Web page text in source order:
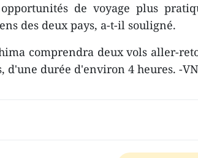
de voyage plus
des deux pays, a-t-il souligné.
comprendra deux vols aller-
d'une durée d'environ 4 heures. -